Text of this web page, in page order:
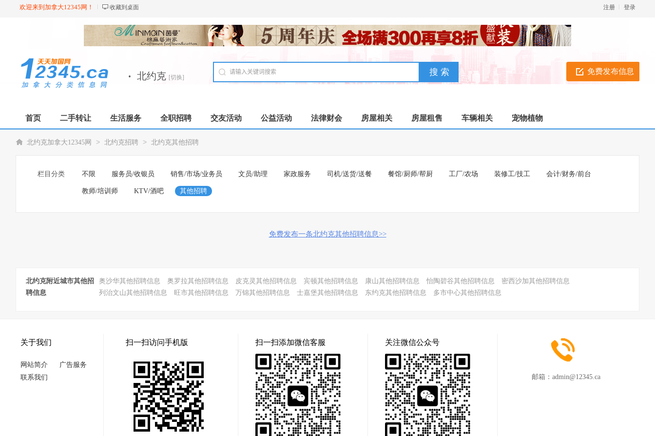
欢迎来到加拿大12345网！ 收藏到桌面 登录
注册
免费发布信息
· 北约克 [切换]
首页 二手转让 生活服务 全职招聘 交友活动 公益活动 法律财会 房屋相关 房屋租售 车辆相关 宠物植物
北约克加拿大12345网 > 北约克招聘 > 北约克其他招聘
栏目分类 不限 服务员/收银员 销售/市场/业务员 文员/助理 家政服务 司机/送货/送餐 餐馆/厨师/帮厨 工厂/农场 装修工/技工 会计/财务/前台
教师/培训师 KTV/酒吧 其他招聘
免费发布一条北约克其他招聘信息>>
北约克附近城市其他招
聘信息
奥沙华其他招聘信息 奥罗拉其他招聘信息 皮克灵其他招聘信息 宾顿其他招聘信息 康山其他招聘信息 怡陶碧谷其他招聘信息
密西沙加其他招聘信息
列治文山其他招聘信息
旺市其他招聘信息 万锦其他招聘信息 士嘉堡其他招聘信息 东约克其他招聘信息 多市中心其他招聘信息
关于我们
网站简介
广告服务
联系我们
扫一扫访问手机版 扫一扫添加微信客服 关注微信公众号
邮箱： admin@12345.ca